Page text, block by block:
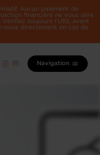
Aucun paiement de
financière ne vous sera
toujours l'URL avant
nous directement en cas de
Navigation